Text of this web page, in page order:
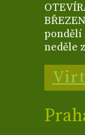
pondělí
neděle